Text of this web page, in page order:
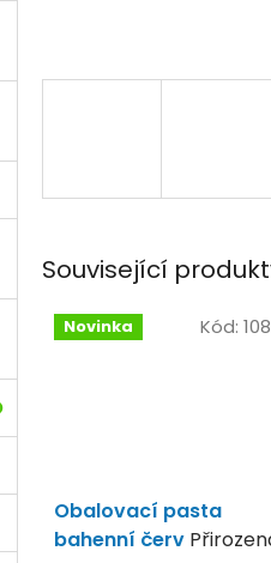
Související
Novinka
Obalovací pasta
bahenní červ
Kód: